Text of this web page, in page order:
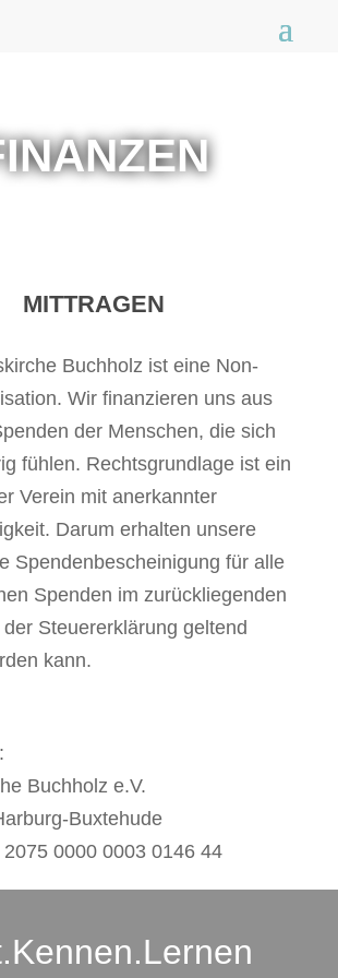
MITTRAGEN
Buchholz ist eine Non-
Wir finanzieren uns aus
der Menschen, die sich
fühlen. Rechtsgrundlage ist ein
Verein mit anerkannter
Darum erhalten unsere
Spendenbescheinigung für alle
Spenden im zurückliegenden
Steuererklärung geltend
kann.
Buchholz e.V.
Buxtehude
0000 0003 0146 44